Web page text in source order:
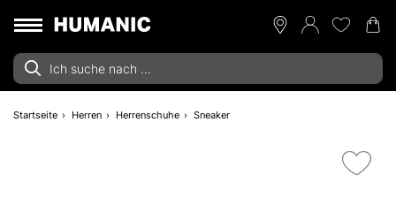
Startseite Herren Herrenschuhe Sneaker